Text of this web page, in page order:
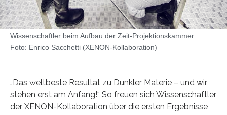
Wissenschaftler beim Aufbau der Zeit-Projektionskammer.
Foto: Enrico Sacchetti (XENON-Kollaboration)
„Das weltbeste Resultat zu Dunkler Materie – und wir
stehen erst am Anfang!“ So freuen sich Wissenschaftler
der XENON-Kollaboration über die ersten Ergebnisse